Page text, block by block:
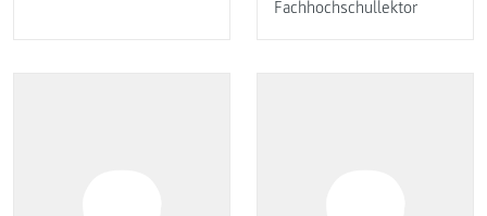
Fachhochschullektor